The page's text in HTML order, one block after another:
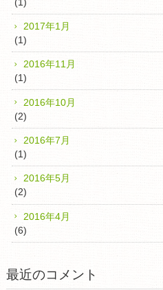
2017年1月
(1)
2016年11月
(1)
2016年10月
(2)
2016年7月
(1)
2016年5月
(2)
2016年4月
(6)
最近のコメント